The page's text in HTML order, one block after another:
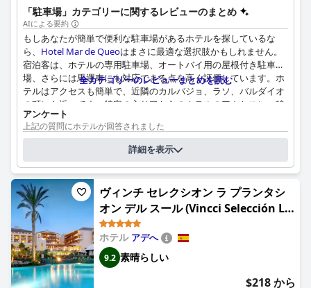
「駐車場」カテゴリーに関するレビューのまとめ
AIによる要約
もしあなたが簡単で便利な駐車場があるホテルを探しているな
ら、 Hotel Mar de Queoはまさに最適な選択肢かもしれません。
宿泊客は、ホテルの専用駐車場、オートバイ用の屋根付き駐車
場、さらには馬運車にも対応できる点を高く評価しています。ホ
テルはアクセスも簡単で、近隣のカルバジョ、ラソ、バルダイオ
の町にも近いです。特定の入り口からのホテルのアクセスに、移
動が不自由な方にはいくつかの課題があるかもしれませんが、全
体的に、駐車オプションと利用可能性は最高です。そして何より
全カテゴリーのレビューまとめを読む
アンケート
上記の質問にホテルが回答されました
駐車スペースの位置：
屋外で、屋根なし（敷地内）. 駐車場の台数：
駐車の料金 無料で
セルフパーキング、またはパーキングドライバーが提供されています
か？
セルフパーキング：駐車場で、自分で車を駐車すること
詳細を表示
ヴィンチ セレクシオン ラ プランタシ
オン デル スール (Vincci Selección La
Plantación del Sur)
ホテル アデへ
9.2 素晴らしい
$218 から